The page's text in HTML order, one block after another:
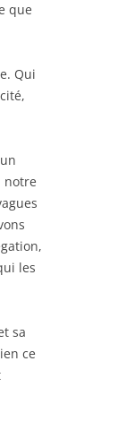
que
Qui
notre
les
sa
ce